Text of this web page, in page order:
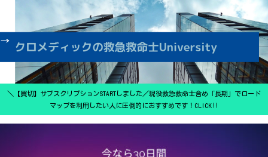
＼【買切】サブスクリプションSTARTしました／現役救急救命士含め「長期」でロード
マップを利用したい人に圧倒的におすすめです！CLICK‼